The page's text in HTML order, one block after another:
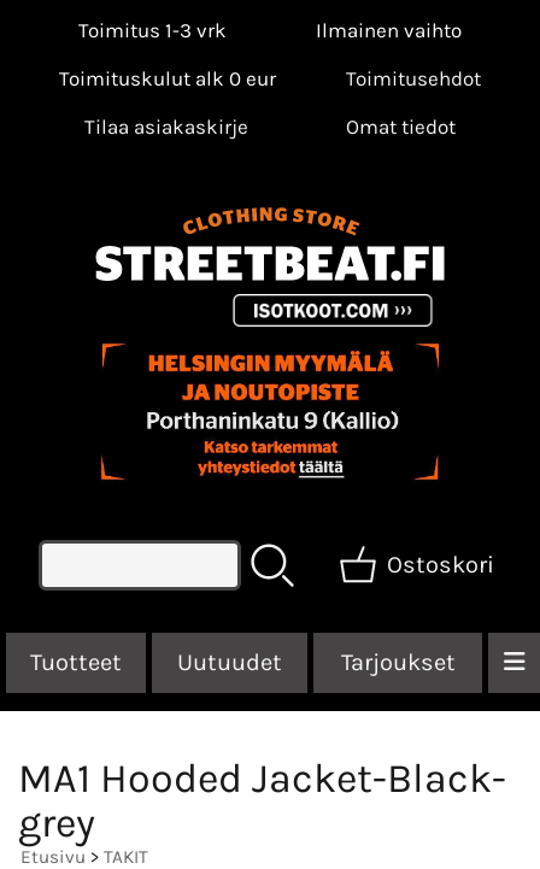
Toimitus 1-3 vrk
Ilmainen vaihto
Toimituskulut alk 0 eur
Toimitusehdot
Tilaa asiakaskirje
Omat tiedot
Ostoskori
Tuotteet Uutuudet Tarjoukset
MA1 Hooded Jacket-Black-
grey
Etusivu > TAKIT